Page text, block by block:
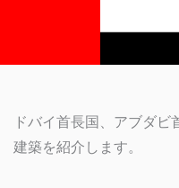
ドバイ首長国、アブダ
建築を紹介します。